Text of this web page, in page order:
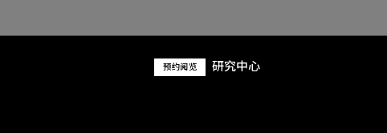
预约阅览 研究中心